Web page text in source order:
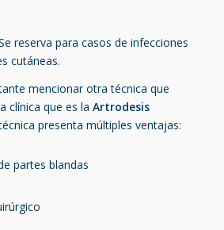
reserva para casos de infecciones
cutáneas.
mencionar otra técnica que
clínica que es la Artrodesis
presenta múltiples ventajas:
partes blandas